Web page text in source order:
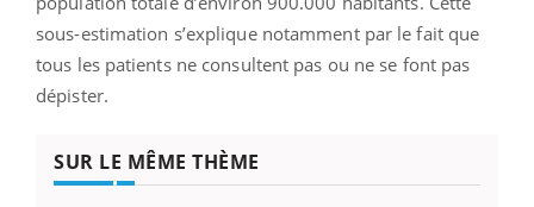
sous-estimation s’explique notamment par le fait que
tous les patients ne consultent pas ou ne se font pas
dépister.
SUR LE MÊME THÈME